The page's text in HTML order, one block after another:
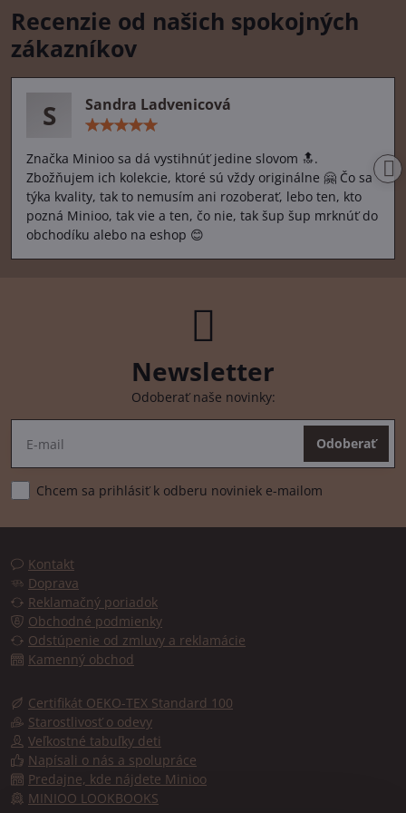
Recenzie od našich spokojných
zákazníkov
S Sandra Ladvenicová
5
Značka Minioo sa dá vystihnúť jedine slovom 🔝.
Zbožňujem ich kolekcie, ktoré sú vždy originálne 🤗 Čo sa
týka kvality, tak to nemusím ani rozoberať, lebo ten, kto
pozná Minioo, tak vie a ten, čo nie, tak šup šup mrknúť do
obchodíku alebo na eshop 😊
Newsletter
Odoberať naše novinky:
Odoberať
Chcem sa prihlásiť k odberu noviniek e-mailom
Kontakt
Doprava
Reklamačný poriadok
Obchodné podmienky
Odstúpenie od zmluvy a reklamácie
Kamenný obchod
Certifikát OEKO-TEX Standard 100
Starostlivosť o odevy
Veľkostné tabuľky deti
Napísali o nás a spolupráce
Predajne, kde nájdete Minioo
MINIOO LOOKBOOKS